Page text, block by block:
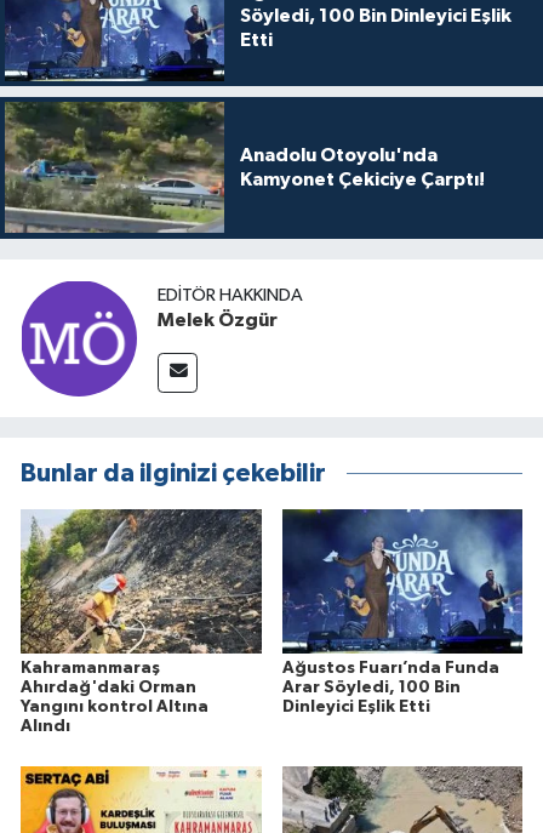
Söyledi, 100 Bin Dinleyici Eşlik
Etti
Anadolu Otoyolu'nda
Kamyonet Çekiciye Çarptı!
EDITÖR HAKKINDA
Melek Özgür
Bunlar da ilginizi çekebilir
Kahramanmaraş
Ahırdağ'daki Orman
Yangını kontrol Altına
Alındı
Ağustos Fuarı’nda Funda
Arar Söyledi, 100 Bin
Dinleyici Eşlik Etti